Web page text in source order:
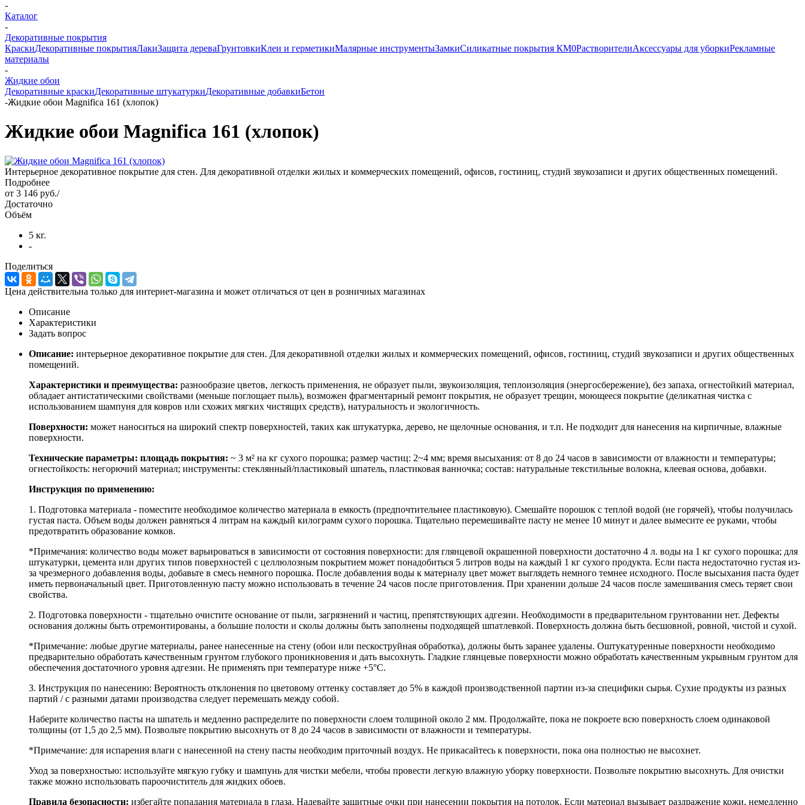
-
Каталог
-
Декоративные покрытия
КраскиДекоративные покрытияЛакиЗащита дереваГрунтовкиКлеи и герметикиМалярные инструментыЗамкиСиликатные покрытия КМ0РастворителиАксессуары для уборкиРекламные
материалы
-
Жидкие обои
Декоративные краскиДекоративные штукатуркиДекоративные добавкиБетон
-Жидкие обои Magnifica 161 (хлопок)
Жидкие обои Magnifica 161 (хлопок)
Интерьерное декоративное покрытие для стен. Для декоративной отделки жилых и коммерческих помещений, офисов, гостиниц, студий звукозаписи и других общественных помещений.
Подробнее
от 3 146 руб./
Достаточно
Объём
5 кг.
-
Поделиться
Цена действительна только для интернет-магазина и может отличаться от цен в розничных магазинах
Описание
Характеристики
Задать вопрос
Описание: интерьерное декоративное покрытие для стен. Для декоративной отделки жилых и коммерческих помещений, офисов, гостиниц, студий звукозаписи и других общественных
помещений.
Характеристики и преимущества: разнообразие цветов, легкость применения, не образует пыли, звукоизоляция, теплоизоляция (энергосбережение), без запаха, огнестойкий материал,
обладает антистатическими свойствами (меньше поглощает пыль), возможен фрагментарный ремонт покрытия, не образует трещин, моющееся покрытие (деликатная чистка с
использованием шампуня для ковров или схожих мягких чистящих средств), натуральность и экологичность.
Поверхности: может наноситься на широкий спектр поверхностей, таких как штукатурка, дерево, не щелочные основания, и т.п. Не подходит для нанесения на кирпичные, влажные
поверхности.
Технические параметры: площадь покрытия: ~ 3 м² на кг сухого порошка; размер частиц: 2~4 мм; время высыхания: от 8 до 24 часов в зависимости от влажности и температуры;
огнестойкость: негорючий материал; инструменты: стеклянный/пластиковый шпатель, пластиковая ванночка; состав: натуральные текстильные волокна, клеевая основа, добавки.
Инструкция по применению:
1. Подготовка материала - поместите необходимое количество материала в емкость (предпочтительнее пластиковую). Смешайте порошок с теплой водой (не горячей), чтобы получилась
густая паста. Объем воды должен равняться 4 литрам на каждый килограмм сухого порошка. Тщательно перемешивайте пасту не менее 10 минут и далее вымесите ее руками, чтобы
предотвратить образование комков.
*Примечания: количество воды может варьироваться в зависимости от состояния поверхности: для глянцевой окрашенной поверхности достаточно 4 л. воды на 1 кг сухого порошка; для
штукатурки, цемента или других типов поверхностей с целлюлозным покрытием может понадобиться 5 литров воды на каждый 1 кг сухого продукта. Если паста недостаточно густая из-
за чрезмерного добавления воды, добавьте в смесь немного порошка. После добавления воды к материалу цвет может выглядеть немного темнее исходного. После высыхания паста будет
иметь первоначальный цвет. Приготовленную пасту можно использовать в течение 24 часов после приготовления. При хранении дольше 24 часов после замешивания смесь теряет свои
свойства.
2. Подготовка поверхности - тщательно очистите основание от пыли, загрязнений и частиц, препятствующих адгезии. Необходимости в предварительном грунтовании нет. Дефекты
основания должны быть отремонтированы, а большие полости и сколы должны быть заполнены подходящей шпатлевкой. Поверхность должна быть бесшовной, ровной, чистой и сухой.
*Примечание: любые другие материалы, ранее нанесенные на стену (обои или пескоструйная обработка), должны быть заранее удалены. Оштукатуренные поверхности необходимо
предварительно обработать качественным грунтом глубокого проникновения и дать высохнуть. Гладкие глянцевые поверхности можно обработать качественным укрывным грунтом для
обеспечения достаточного уровня адгезии. Не применять при температуре ниже +5°С.
3. Инструкция по нанесению: Вероятность отклонения по цветовому оттенку составляет до 5% в каждой производственной партии из-за специфики сырья. Сухие продукты из разных
партий / с разными датами производства следует перемешать между собой.
Наберите количество пасты на шпатель и медленно распределите по поверхности слоем толщиной около 2 мм. Продолжайте, пока не покроете всю поверхность слоем одинаковой
толщины (от 1,5 до 2,5 мм). Позвольте покрытию высохнуть от 8 до 24 часов в зависимости от влажности и температуры.
*Примечание: для испарения влаги с нанесенной на стену пасты необходим приточный воздух. Не прикасайтесь к поверхности, пока она полностью не высохнет.
Уход за поверхностью: используйте мягкую губку и шампунь для чистки мебели, чтобы провести легкую влажную уборку поверхности. Позвольте покрытию высохнуть. Для очистки
также можно использовать пароочиститель для жидких обоев.
Правила безопасности: избегайте попадания материала в глаза. Надевайте защитные очки при нанесении покрытия на потолок. Если материал вызывает раздражение кожи, немедленно